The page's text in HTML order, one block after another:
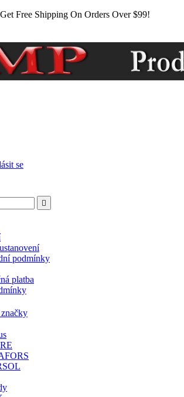
Free Shipping On Orders Over $99!
se

podmínky
platba